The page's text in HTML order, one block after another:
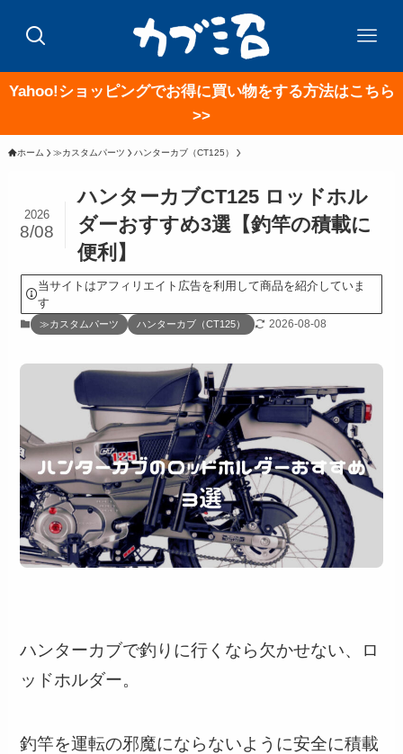
Yahoo!ショッピングでお得に買い物をする方法はこちら
>>
ホーム ≫カスタムパーツ ハンターカブ（CT125）
ハンターカブCT125 ロッドホル
ダーおすすめ3選【釣竿の積載に
便利】
2026
8/08
当サイトはアフィリエイト広告を利用して商品を紹介していま
す
≫カスタムパーツ ハンターカブ（CT125） 2026-08-08
ハンターカブで釣りに行くなら欠かせない、ロ
ッドホルダー。
釣竿を運転の邪魔にならないように安全に積載